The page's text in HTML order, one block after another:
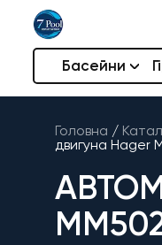
Басейни
Головна /
двигуна Hager